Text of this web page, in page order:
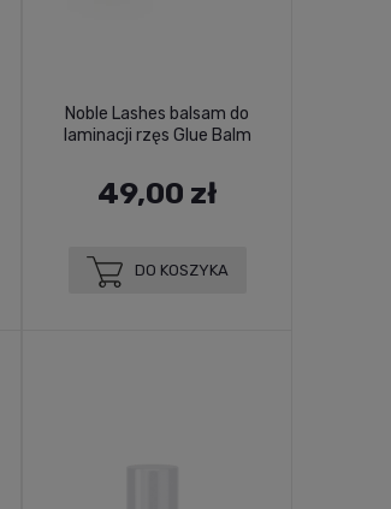
Noble Lashes balsam do
laminacji rzęs Glue Balm
49,00 zł
DO KOSZYKA